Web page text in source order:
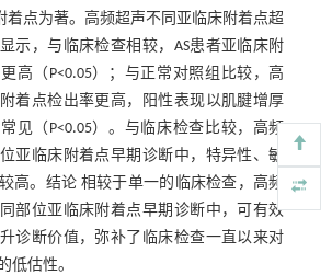
着点为著。高频超声不同亚临床附着点超
示，与临床检查相较，AS患者亚临床附
高（P<0.05）；与正常对照组比较，高
着点检出率更高，阳性表现以肌腱增厚
见（P<0.05）。与临床检查比较，高频
亚临床附着点早期诊断中，特异性、敏
高。结论 相较于单一的临床检查，高频
部位亚临床附着点早期诊断中，可有效
诊断价值，弥补了临床检查一直以来对
低估性。